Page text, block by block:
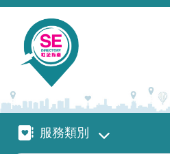
移至主內容
服務類別服務類別